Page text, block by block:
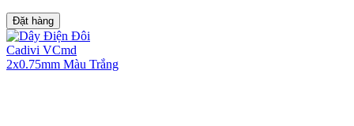
Đặt hàng